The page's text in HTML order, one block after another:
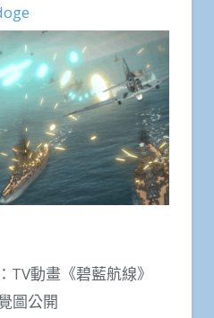
動畫《碧藍航線》
圖公開